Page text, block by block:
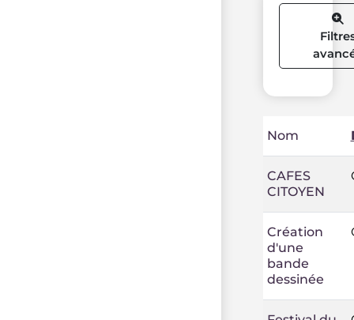
Nom
CAFES
CITOYEN
Création
d'une
bande
dessinée